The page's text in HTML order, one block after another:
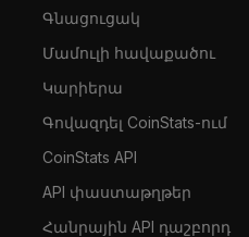
Գնացուցակ
Մամուլի հավաքածու
Կարիերա
Գովազդել CoinStats-ում
CoinStats API
API փաստաթղթեր
Հանրային API դաշբորդ